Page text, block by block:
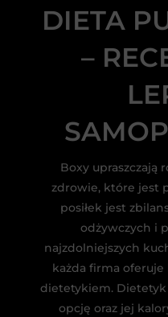
DIETA
–
Boxy upraszczają
zdrowie, które jest
posiłek jest
odżywczych i
najzdolniejszych
każda firma
dietetykiem. Dietetyk
opcję oraz jej